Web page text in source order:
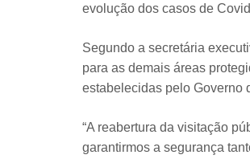
evolução dos casos de
Segundo a secretária
para as demais áreas
estabelecidas pelo Governo
“A reabertura da visitação
garantirmos a segurança